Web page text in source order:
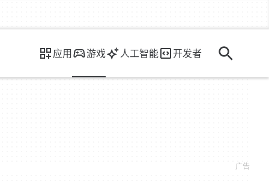
应用 游戏 人工智能 开发者